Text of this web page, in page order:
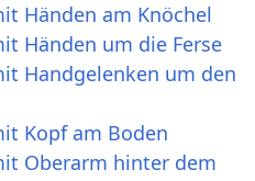
Händen am Knöchel
Händen um die Ferse
Handgelenken um den
Kopf am Boden
Oberarm hinter dem